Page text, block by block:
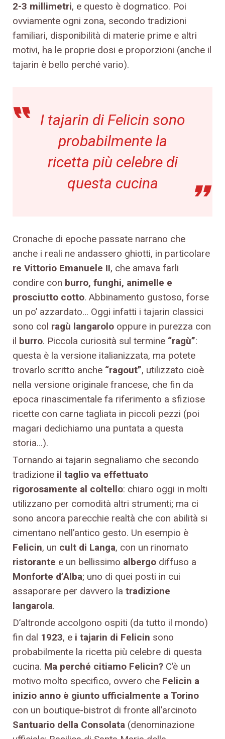
2-3 millimetri, e questo è dogmatico. Poi
ovviamente ogni zona, secondo tradizioni
familiari, disponibilità di materie prime e altri
motivi, ha le proprie dosi e proporzioni (anche il
tajarin è bello perché vario).
I tajarin di Felicin sono
probabilmente la
ricetta più celebre di
questa cucina
Cronache di epoche passate narrano che
anche i reali ne andassero ghiotti, in particolare
re Vittorio Emanuele II, che amava farli
condire con burro, funghi, animelle e
prosciutto cotto. Abbinamento gustoso, forse
un po’ azzardato… Oggi infatti i tajarin classici
sono col ragù langarolo oppure in purezza con
il burro. Piccola curiosità sul termine “ragù”:
questa è la versione italianizzata, ma potete
trovarlo scritto anche “ragout”, utilizzato cioè
nella versione originale francese, che fin da
epoca rinascimentale fa riferimento a sfiziose
ricette con carne tagliata in piccoli pezzi (poi
magari dedichiamo una puntata a questa
storia…).
Tornando ai tajarin segnaliamo che secondo
tradizione il taglio va effettuato
rigorosamente al coltello: chiaro oggi in molti
utilizzano per comodità altri strumenti; ma ci
sono ancora parecchie realtà che con abilità si
cimentano nell’antico gesto. Un esempio è
Felicin, un cult di Langa, con un rinomato
ristorante e un bellissimo albergo diffuso a
Monforte d’Alba; uno di quei posti in cui
assaporare per davvero la tradizione
langarola.
D’altronde accolgono ospiti (da tutto il mondo)
fin dal 1923, e i tajarin di Felicin sono
probabilmente la ricetta più celebre di questa
cucina. Ma perché citiamo Felicin? C’è un
motivo molto specifico, ovvero che Felicin a
inizio anno è giunto ufficialmente a Torino
con un boutique-bistrot di fronte all’arcinoto
Santuario della Consolata (denominazione